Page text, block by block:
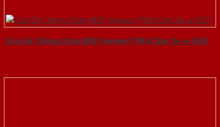
Cửa Gỗ Chống Cháy MDF Veneer P1R4 Căm Xe-a-SGD